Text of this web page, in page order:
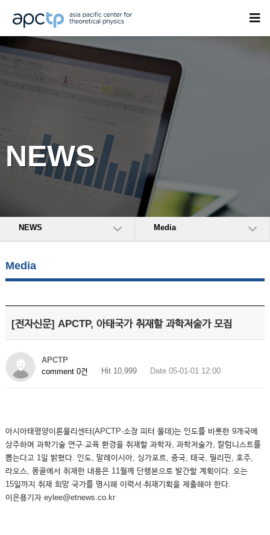
NEWS
NEWS Media
Media
[전자신문] APCTP, 아태국가 취재할 과학저술가 모집
APCTP
comment 0건
Hit 10,999 Date 05-01-01 12:00
아시아태평양이론물리센터(APCTP·소장 피터 풀데)는 인도를 비롯한 9개국에
상주하며 과학기술 연구·교육 환경을 취재할 과학자, 과학저술가, 칼럼니스트를
뽑는다고 1일 밝혔다. 인도, 말레이시아, 싱가포르, 중국, 태국, 필리핀, 호주,
라오스, 몽골에서 취재한 내용은 11월께 단행본으로 발간할 계획이다. 오는
15일까지 취재 희망 국가를 명시해 이력서·취재기획을 제출해야 한다.
이은용기자 eylee@etnews.co.kr